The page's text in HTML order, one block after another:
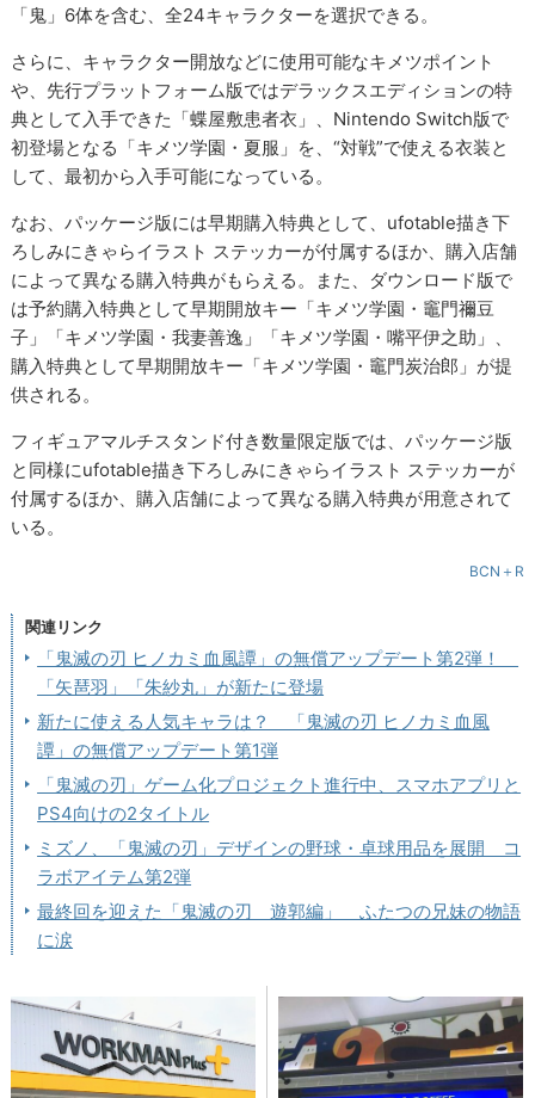
「鬼」6体を含む、全24キャラクターを選択できる。
さらに、キャラクター開放などに使用可能なキメツポイント
や、先行プラットフォーム版ではデラックスエディションの特
典として入手できた「蝶屋敷患者衣」、Nintendo Switch版で
初登場となる「キメツ学園・夏服」を、“対戦”で使える衣装と
して、最初から入手可能になっている。
なお、パッケージ版には早期購入特典として、ufotable描き下
ろしみにきゃらイラスト ステッカーが付属するほか、購入店舗
によって異なる購入特典がもらえる。また、ダウンロード版で
は予約購入特典として早期開放キー「キメツ学園・竈門禰豆
子」「キメツ学園・我妻善逸」「キメツ学園・嘴平伊之助」、
購入特典として早期開放キー「キメツ学園・竈門炭治郎」が提
供される。
フィギュアマルチスタンド付き数量限定版では、パッケージ版
と同様にufotable描き下ろしみにきゃらイラスト ステッカーが
付属するほか、購入店舗によって異なる購入特典が用意されて
いる。
BCN＋R
関連リンク
「鬼滅の刃 ヒノカミ血風譚」の無償アップデート第2弾！
「矢琶羽」「朱紗丸」が新たに登場
新たに使える人気キャラは？ 「鬼滅の刃 ヒノカミ血風
譚」の無償アップデート第1弾
「鬼滅の刃」ゲーム化プロジェクト進行中、スマホアプリと
PS4向けの2タイトル
ミズノ、「鬼滅の刃」デザインの野球・卓球用品を展開 コ
ラボアイテム第2弾
最終回を迎えた「鬼滅の刃 遊郭編」 ふたつの兄妹の物語
に涙